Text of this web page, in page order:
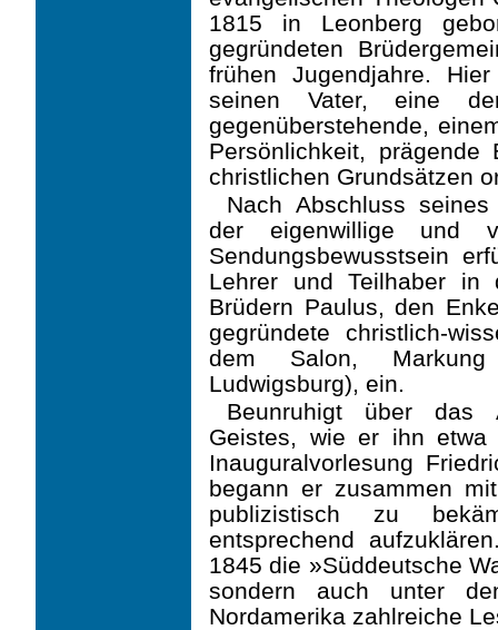
1815 in Leonberg
gegründeten
frühen Jugendjahre.
seinen Vater, eine
gegenüber­stehende,
Persönlichkeit,
christlichen Grundsätzen
Nach Abschluss
der eigenwillige und
Sendungsbewusstsein
Lehrer und Teilhaber in
Brüdern Paulus, den
gegründete christlich-
dem Salon,
Ludwigsburg), ein.
Beunruhigt über das
Geistes, wie er ihn etwa
Inauguralvorlesung
begann er zusammen
publizistisch zu
entsprechend
1845 die »Süddeutsche
sondern auch unter
Nordamerika zahlreiche